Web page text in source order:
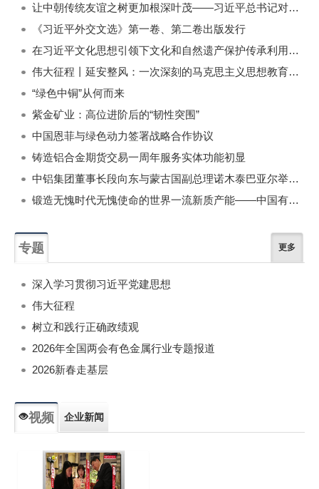
让中朝传统友谊之树更加根深叶茂——习近平总书记对朝鲜进行国事访问纪实
《习近平外交文选》第一卷、第二卷出版发行
在习近平文化思想引领下文化和自然遗产保护传承利用工作开创新局面
伟大征程丨延安整风：一次深刻的马克思主义思想教育运动
“绿色中铜”从何而来
紫金矿业：高位进阶后的“韧性突围”
中国恩菲与绿色动力签署战略合作协议
铸造铝合金期货交易一周年服务实体功能初显
中铝集团董事长段向东与蒙古国副总理诺木泰巴亚尔举行会谈
锻造无愧时代无愧使命的世界一流新质产能——中国有色金属工业的战略应对与破局之道（二）
专题 更多
深入学习贯彻习近平党建思想
伟大征程
树立和践行正确政绩观
2026年全国两会有色金属行业专题报道
2026新春走基层
视频 企业新闻